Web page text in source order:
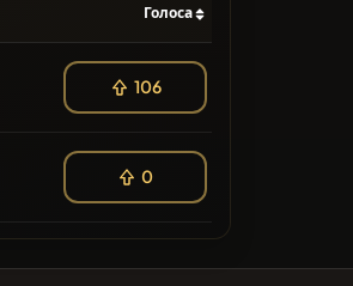
Голоса
106
0